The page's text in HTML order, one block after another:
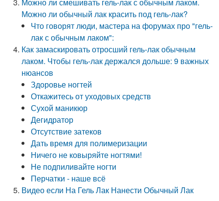
Можно ли обычный лак красить под гель-лак?
Что говорят люди, мастера на форумах про "гель-
лак с обычным лаком":
Как замаскировать отросший гель-лак обычным
лаком. Чтобы гель-лак держался дольше: 9 важных
нюансов
Здоровье ногтей
Откажитесь от уходовых средств
Сухой маникюр
Дегидратор
Отсутствие затеков
Дать время для полимеризации
Ничего не ковыряйте ногтями!
Не подпиливайте ногти
Перчатки - наше всё
Видео если На Гель Лак Нанести Обычный Лак